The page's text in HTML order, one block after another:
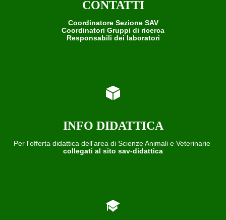
CONTATTI
Coordinatore Sezione SAV
Coordinatori Gruppi di ricerca
Responsabili dei laboratori
INFO DIDATTICA
Per l'offerta didattica dell'area di Scienze Animali e Veterinarie
collegati al sito sav-didattica